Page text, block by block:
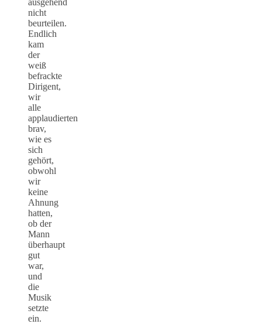
nicht
beurteilen.
Endlich
kam
der
weiß
befrackte
Dirigent,
wir
alle
applaudierten
brav,
wie es
sich
gehört,
obwohl
wir
keine
Ahnung
hatten,
ob der
Mann
überhaupt
gut
war,
und
die
Musik
setzte
ein.